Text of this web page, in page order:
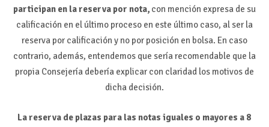
participan en la reserva por nota, con mención expresa de su
calificación en el último proceso en este último caso, al ser la
reserva por calificación y no por posición en bolsa. En caso
contrario, además, entendemos que sería recomendable que la
propia Consejería debería explicar con claridad los motivos de
dicha decisión.
La reserva de plazas para las notas iguales o mayores a 8